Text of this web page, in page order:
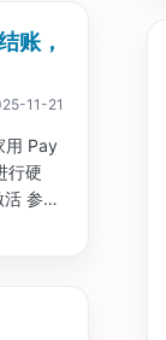
账，
11-21
用 Pay
行硬
参加